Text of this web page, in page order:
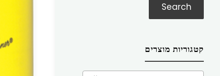
Search
קטגוריות מוצרים